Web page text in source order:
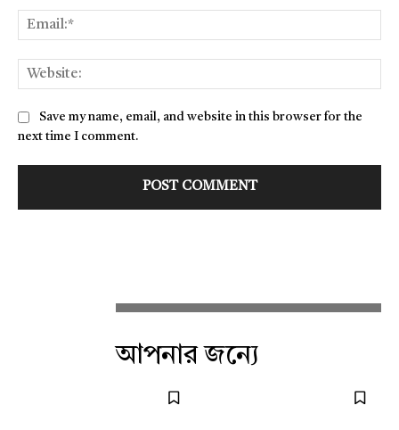
Save my name, email, and website in this browser for the
next time I comment.
আপনার জন্যে